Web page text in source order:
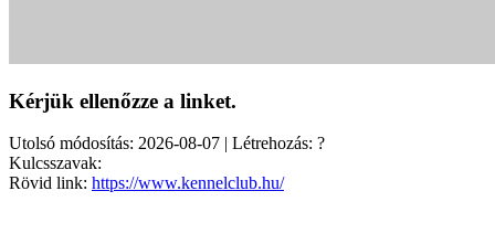
Kérjük ellenőzze a linket.
Utolsó módosítás: 2026-08-07 | Létrehozás: ?
Kulcsszavak:
Rövid link: https://www.kennelclub.hu/